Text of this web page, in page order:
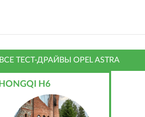
ВСЕ ТЕСТ-ДРАЙВЫ OPEL ASTRA
HONGQI H6